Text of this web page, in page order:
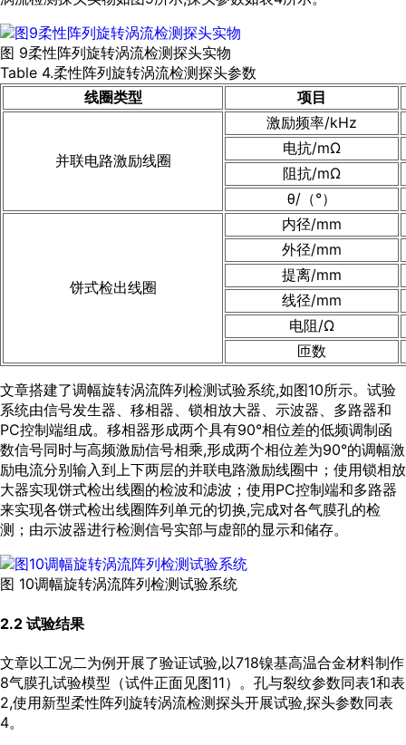
图 9柔性阵列旋转涡流检测探头实物
Table 4.柔性阵列旋转涡流检测探头参数
线圈类型
项目
并联电路激励线圈
激励频率/kHz
电抗/mΩ
阻抗/mΩ
θ/（°）
饼式检出线圈
内径/mm
外径/mm
提离/mm
线径/mm
电阻/Ω
匝数
文章搭建了调幅旋转涡流阵列检测试验系统,如图10所示。试验
系统由信号发生器、移相器、锁相放大器、示波器、多路器和
PC控制端组成。移相器形成两个具有90°相位差的低频调制函
数信号同时与高频激励信号相乘,形成两个相位差为90°的调幅激
励电流分别输入到上下两层的并联电路激励线圈中；使用锁相放
大器实现饼式检出线圈的检波和滤波；使用PC控制端和多路器
来实现各饼式检出线圈阵列单元的切换,完成对各气膜孔的检
测；由示波器进行检测信号实部与虚部的显示和储存。
图 10调幅旋转涡流阵列检测试验系统
2.2 试验结果
文章以工况二为例开展了验证试验,以718镍基高温合金材料制作
8气膜孔试验模型（试件正面见图11）。孔与裂纹参数同表1和表
2,使用新型柔性阵列旋转涡流检测探头开展试验,探头参数同表
4。